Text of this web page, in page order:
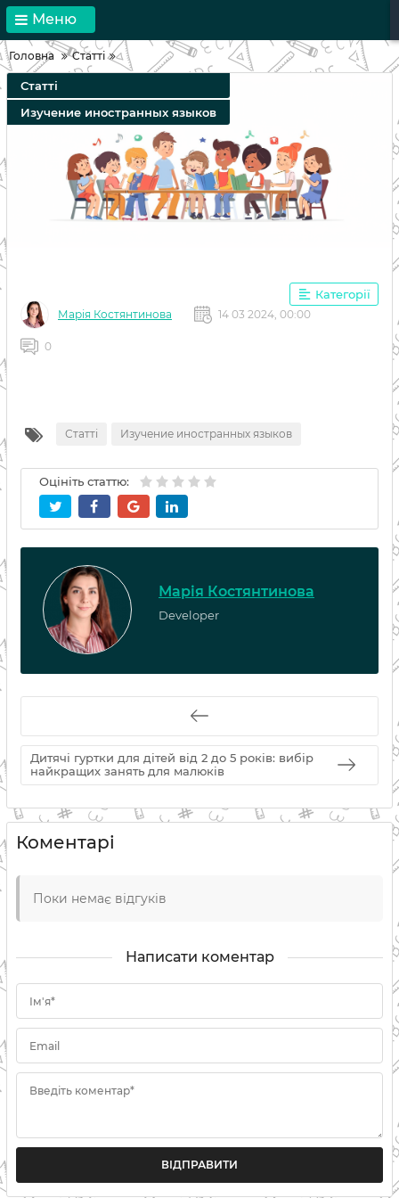
Меню
Головна Статті
Статті
Изучение иностранных языков
Категорії
Марія Костянтинова 14 03 2024, 00:00
0
Статті Изучение иностранных языков
Оцініть статтю:
Марія Костянтинова
Developer
Дитячі гуртки для дітей від 2 до 5 років: вибір
найкращих занять для малюків
Коментарі
Поки немає відгуків
Написати коментар
Ім'я*
Email
Введіть коментар*
ВІДПРАВИТИ